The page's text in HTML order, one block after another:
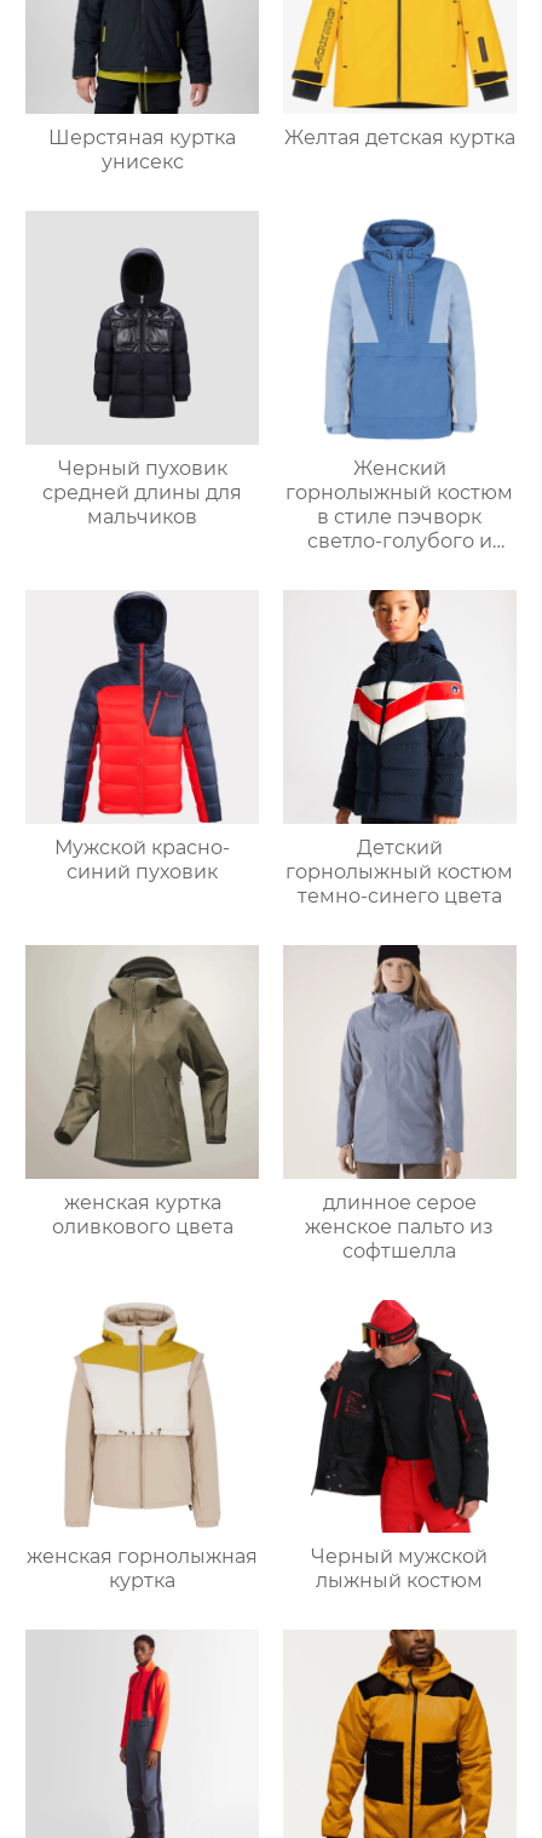
Шерстяная куртка
унисекс
Желтая детская куртка
Черный пуховик
средней длины для
мальчиков
Женский
горнолыжный костюм
в стиле пэчворк
светло-голубого и
цвета
Мужской красно-
синий пуховик
Детский
горнолыжный костюм
темно-синего цвета
женская куртка
оливкового цвета
длинное серое
женское пальто из
софтшелла
женская горнолыжная
куртка
Черный мужской
лыжный костюм